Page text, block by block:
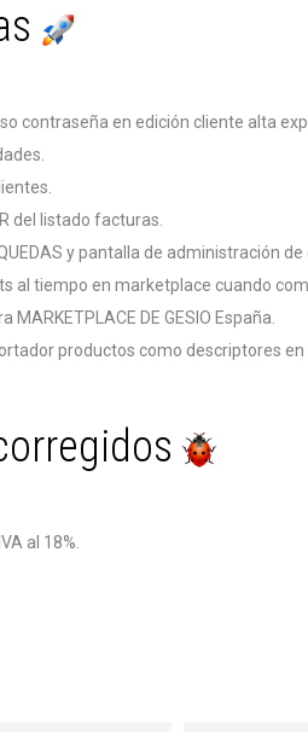
contraseña en edición cliente alta
del listado facturas.
y pantalla de administración de
al tiempo en marketplace cuando
DE GESIO España.
productos como descriptores en
al 18%.